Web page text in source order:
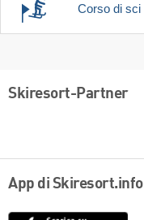
Corso di sci
Skiresort-Partner
App di Skiresort.info